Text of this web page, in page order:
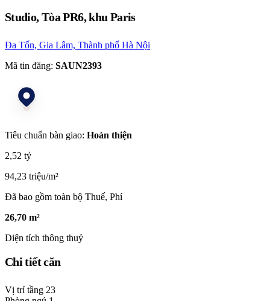
Studio, Tòa PR6, khu Paris
Đa Tốn, Gia Lâm, Thành phố Hà Nội
Mã tin đăng: SAUN2393
Tiêu chuẩn bàn giao: Hoàn thiện
2,52 tỷ
94,23 triệu/m²
Đã bao gồm toàn bộ Thuế, Phí
26,70 m²
Diện tích thông thuỷ
Chi tiết căn
Vị trí tầng 23